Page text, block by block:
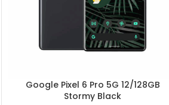
Google Pixel 6 Pro 5G 12/128GB
Stormy Black